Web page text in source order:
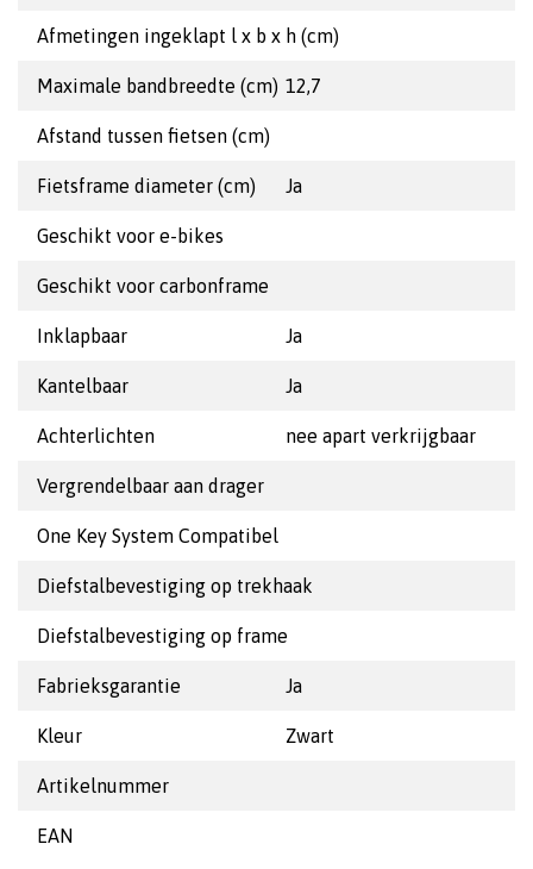
Afmetingen ingeklapt l x b x h (cm)
Maximale bandbreedte (cm) 12,7
Afstand tussen fietsen (cm)
Fietsframe diameter (cm) Ja
Geschikt voor e-bikes
Geschikt voor carbonframe
Inklapbaar Ja
Kantelbaar Ja
Achterlichten nee apart verkrijgbaar
Vergrendelbaar aan drager
One Key System Compatibel
Diefstalbevestiging op trekhaak
Diefstalbevestiging op frame
Fabrieksgarantie Ja
Kleur Zwart
Artikelnummer
EAN